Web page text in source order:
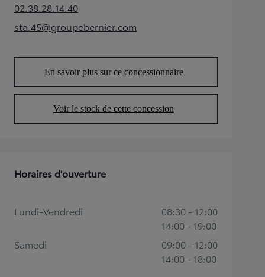
02.38.28.14.40(Opens in new tab)
sta.45@groupebernier.com
(Opens in new tab)
En savoir plus sur ce concessionnaire
(Opens in new tab)
Voir le stock de cette concession
(Opens in new tab)
Horaires d'ouverture
Lundi-Vendredi
08:30 - 12:00
14:00 - 19:00
Samedi
09:00 - 12:00
14:00 - 18:00